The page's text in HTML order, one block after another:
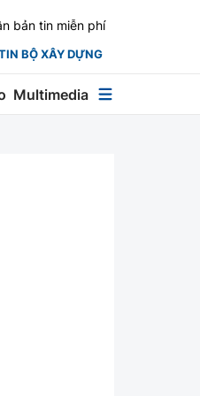
bản tin miễn phí
BỘ XÂY DỰNG
Multimedia